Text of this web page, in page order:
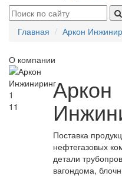
Главная Аркон
О компании
1
11
Аркон
Поставка
нефтегазовых
детали
вагондома,